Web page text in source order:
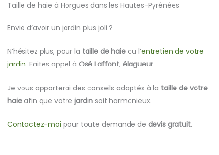
Taille de haie à Horgues dans les Hautes-Pyrénées
Envie d’avoir un jardin plus joli ?
N’hésitez plus, pour la taille de haie ou l’entretien de votre
jardin. Faites appel à Osé Laffont, élagueur.
Je vous apporterai des conseils adaptés à la taille de votre
haie afin que votre jardin soit harmonieux.
Contactez-moi pour toute demande de devis gratuit.